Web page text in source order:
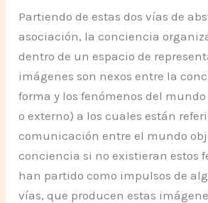
Partiendo de estas dos vías de
asociación, la conciencia
dentro de un espacio de
imágenes son nexos entre la
forma y los fenómenos del
o externo) a los cuales están
comunicación entre el mundo
conciencia si no existieran estos
han partido como impulsos de
vías, que producen estas